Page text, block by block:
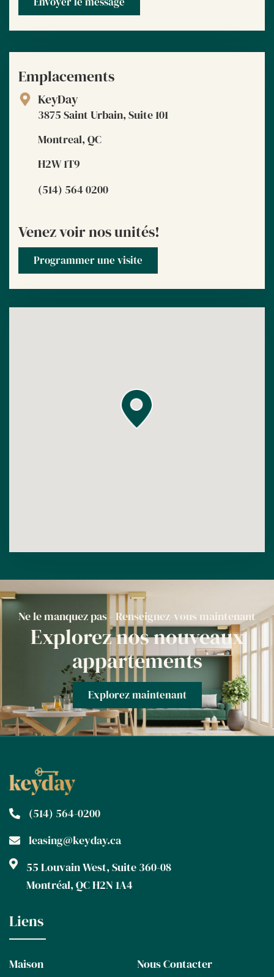
Emplacements
KeyDay
3875 Saint Urbain, Suite 101
Montreal, QC
H2W 1T9
(514) 564 0200
Venez voir nos unités!
Programmer une visite
Ne le manquez pas - Renseignez-vous maintenant
Explorez nos nouveaux
appartements
Explorez maintenant
(514) 564-0200
leasing@keyday.ca
55 Louvain West, Suite 360-08
Montréal, QC H2N 1A4
Liens
Maison Nous Contacter